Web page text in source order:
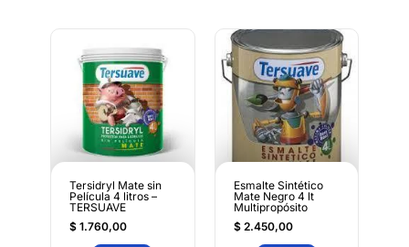
Tersidryl Mate sin
Película 4 litros –
TERSUAVE
$1.760,00
Esmalte Sintético
Mate Negro 4 lt
Multipropósito
$2.450,00